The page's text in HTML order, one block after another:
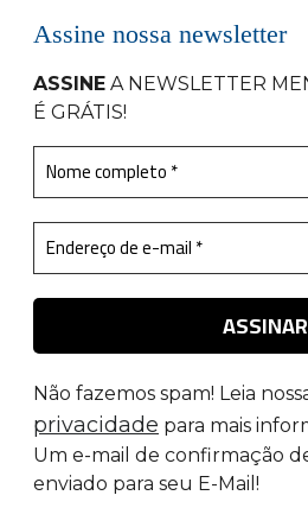
Assine nossa newsletter
ASSINE A NEWSLETTER
É GRÁTIS!
Não fazemos spam! Leia
privacidade para mais
Um e-mail de confirmação
enviado para seu E-Mail!